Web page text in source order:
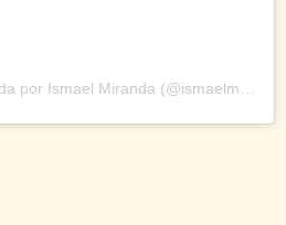
Una publicación compartida por Ismael Miranda (@ismaelmirandapr)